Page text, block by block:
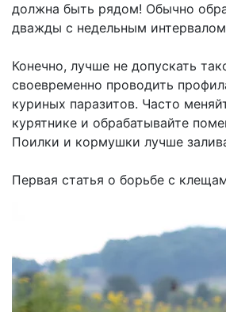
должна быть рядом! Обычно
дважды с недельным
Конечно, лучше не допускать
своевременно проводить
куриных паразитов. Часто
курятнике и обрабатывайте
Поилки и кормушки лучше
Первая статья о борьбе с